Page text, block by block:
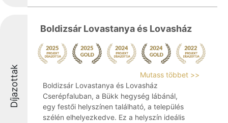
Díjazottak
Boldizsár Lovastanya és Lovasház
Mutass többet >>
Boldizsár Lovastanya és Lovasház
Cserépfaluban, a Bükk hegység lábánál,
egy festői helyszínen található, a település
szélén elhelyezkedve. Ez a helyszín ideális